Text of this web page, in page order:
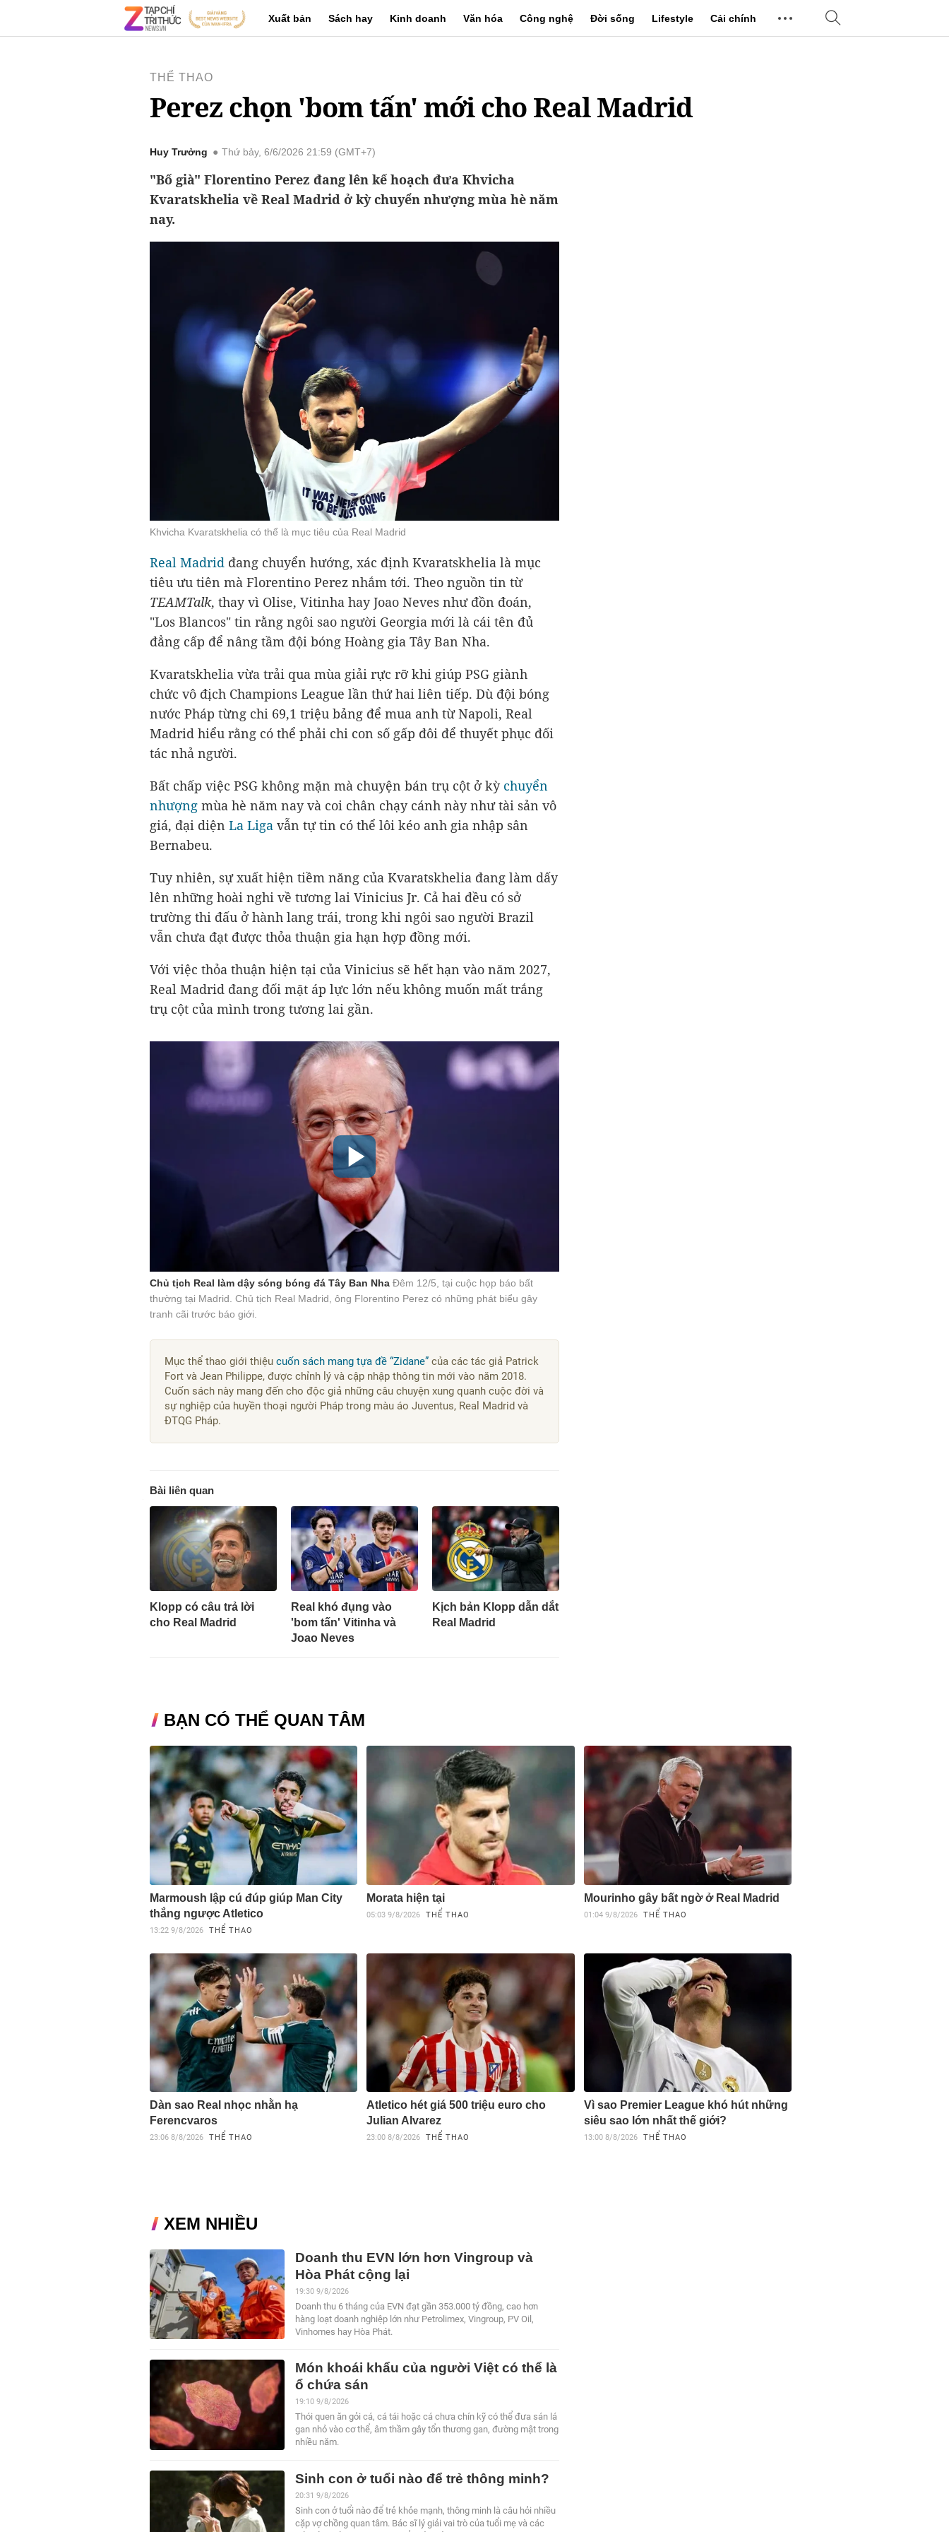
Xuất bản Sách hay Kinh doanh Văn hóa Công nghệ Đời sống Lifestyle Cải chính
THỂ THAO
Perez chọn 'bom tấn' mới cho Real Madrid
Huy Trưởng Thứ bảy, 6/6/2026 21:59 (GMT+7)
"Bố già" Florentino Perez đang lên kế hoạch đưa Khvicha
Kvaratskhelia về Real Madrid ở kỳ chuyển nhượng mùa hè năm
nay.
Khvicha Kvaratskhelia có thể là mục tiêu của Real Madrid
Real Madrid đang chuyển hướng, xác định Kvaratskhelia là mục
tiêu ưu tiên mà Florentino Perez nhắm tới. Theo nguồn tin từ
TEAMTalk, thay vì Olise, Vitinha hay Joao Neves như đồn đoán,
"Los Blancos" tin rằng ngôi sao người Georgia mới là cái tên đủ
đẳng cấp để nâng tầm đội bóng Hoàng gia Tây Ban Nha.
Kvaratskhelia vừa trải qua mùa giải rực rỡ khi giúp PSG giành
chức vô địch Champions League lần thứ hai liên tiếp. Dù đội bóng
nước Pháp từng chi 69,1 triệu bảng để mua anh từ Napoli, Real
Madrid hiểu rằng có thể phải chi con số gấp đôi để thuyết phục đối
tác nhả người.
Bất chấp việc PSG không mặn mà chuyện bán trụ cột ở kỳ chuyển
nhượng mùa hè năm nay và coi chân chạy cánh này như tài sản vô
giá, đại diện La Liga vẫn tự tin có thể lôi kéo anh gia nhập sân
Bernabeu.
Tuy nhiên, sự xuất hiện tiềm năng của Kvaratskhelia đang làm dấy
lên những hoài nghi về tương lai Vinicius Jr. Cả hai đều có sở
trường thi đấu ở hành lang trái, trong khi ngôi sao người Brazil
vẫn chưa đạt được thỏa thuận gia hạn hợp đồng mới.
Với việc thỏa thuận hiện tại của Vinicius sẽ hết hạn vào năm 2027,
Real Madrid đang đối mặt áp lực lớn nếu không muốn mất trắng
trụ cột của mình trong tương lai gần.
Chủ tịch Real làm dậy sóng bóng đá Tây Ban Nha Đêm 12/5, tại cuộc họp báo bất
thường tại Madrid. Chủ tịch Real Madrid, ông Florentino Perez có những phát biểu gây
tranh cãi trước báo giới.
Mục thể thao giới thiệu cuốn sách mang tựa đề “Zidane” của các tác giả Patrick
Fort và Jean Philippe, được chỉnh lý và cập nhập thông tin mới vào năm 2018.
Cuốn sách này mang đến cho độc giả những câu chuyện xung quanh cuộc đời và
sự nghiệp của huyền thoại người Pháp trong màu áo Juventus, Real Madrid và
ĐTQG Pháp.
Bài liên quan
Klopp có câu trả lời
cho Real Madrid
Real khó đụng vào
'bom tấn' Vitinha và
Joao Neves
Kịch bản Klopp dẫn dắt
Real Madrid
BẠN CÓ THỂ QUAN TÂM
Marmoush lập cú đúp giúp Man City
thắng ngược Atletico
13:22 9/8/2026 THỂ THAO
Morata hiện tại
05:03 9/8/2026 THỂ THAO
Mourinho gây bất ngờ ở Real Madrid
01:04 9/8/2026 THỂ THAO
Dàn sao Real nhọc nhằn hạ
Ferencvaros
23:06 8/8/2026 THỂ THAO
Atletico hét giá 500 triệu euro cho
Julian Alvarez
23:00 8/8/2026 THỂ THAO
Vì sao Premier League khó hút những
siêu sao lớn nhất thế giới?
13:00 8/8/2026 THỂ THAO
XEM NHIỀU
Doanh thu EVN lớn hơn Vingroup và
Hòa Phát cộng lại
19:30 9/8/2026
Doanh thu 6 tháng của EVN đạt gần 353.000 tỷ đồng, cao hơn
hàng loạt doanh nghiệp lớn như Petrolimex, Vingroup, PV Oil,
Vinhomes hay Hòa Phát.
Món khoái khẩu của người Việt có thể là
ổ chứa sán
19:10 9/8/2026
Thói quen ăn gỏi cá, cá tái hoặc cá chưa chín kỹ có thể đưa sán lá
gan nhỏ vào cơ thể, âm thầm gây tổn thương gan, đường mật trong
nhiều năm.
Sinh con ở tuổi nào để trẻ thông minh?
20:31 9/8/2026
Sinh con ở tuổi nào để trẻ khỏe mạnh, thông minh là câu hỏi nhiều
cặp vợ chồng quan tâm. Bác sĩ lý giải vai trò của tuổi mẹ và các